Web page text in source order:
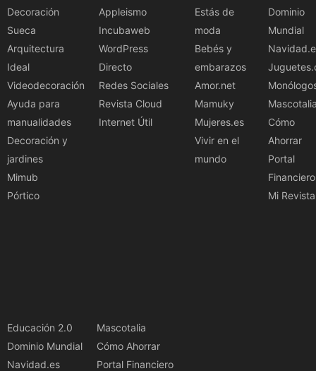
Decoración
Sueca
Arquitectura
Ideal
Videodecoración
Ayuda para
manualidades
Decoración y
jardines
Mimub
Pórtico
Appleismo
Incubaweb
WordPress
Directo
Redes Sociales
Revista Cloud
Internet Útil
Estás de
moda
Bebés y
embarazos
Amor.net
Mamuky
Mujeres.es
Vivir en el
mundo
Dominio
Mundial
Cómo
Ahorrar
Portal
Financiero
Mi Revista
Educación 2.0
Dominio Mundial
Navidad.es
Mascotalia
Cómo Ahorrar
Portal Financiero